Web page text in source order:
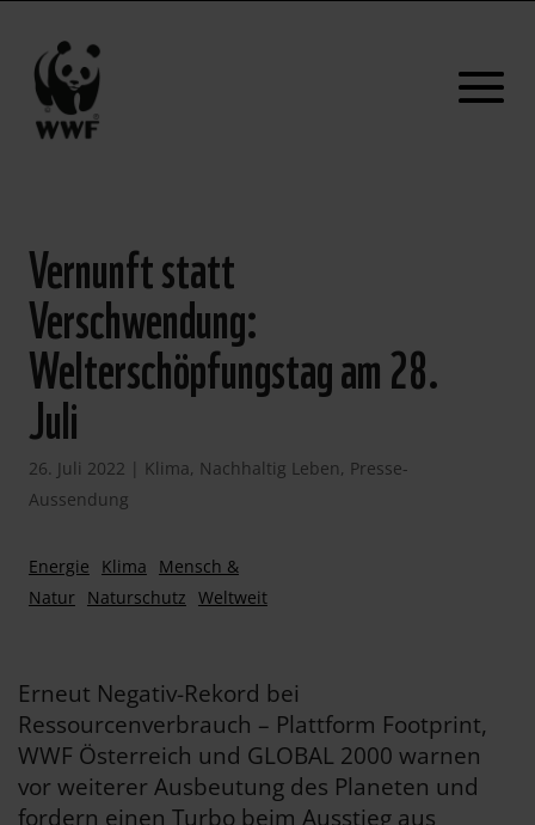
Vernunft statt
Verschwendung:
Welterschöpfungstag am 28.
Juli
26. Juli 2022 | Klima, Nachhaltig Leben, Presse-
Aussendung
Energie Klima
Mensch &
Natur Naturschutz Weltweit
Erneut Negativ-Rekord bei
Ressourcenverbrauch – Plattform Footprint,
WWF Österreich und GLOBAL 2000 warnen
vor weiterer Ausbeutung des Planeten und
fordern einen Turbo beim Ausstieg aus